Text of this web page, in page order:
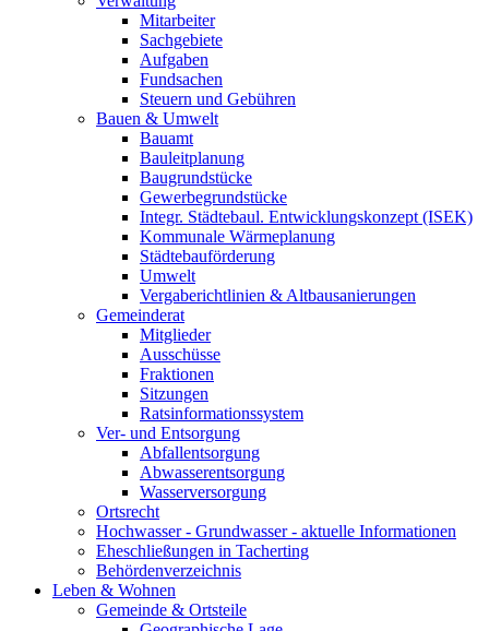
Mitarbeiter
Sachgebiete
Aufgaben
Fundsachen
Steuern und Gebühren
Bauen & Umwelt
Bauamt
Bauleitplanung
Baugrundstücke
Gewerbegrundstücke
Integr. Städtebaul. Entwicklungskonzept (ISEK)
Kommunale Wärmeplanung
Städtebauförderung
Umwelt
Vergaberichtlinien & Altbausanierungen
Gemeinderat
Mitglieder
Ausschüsse
Fraktionen
Sitzungen
Ratsinformationssystem
Ver- und Entsorgung
Abfallentsorgung
Abwasserentsorgung
Wasserversorgung
Ortsrecht
Hochwasser - Grundwasser - aktuelle Informationen
Eheschließungen in Tacherting
Behördenverzeichnis
Leben & Wohnen
Gemeinde & Ortsteile